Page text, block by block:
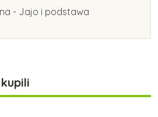
- Jajo i podstawa